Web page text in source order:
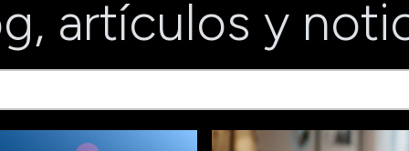
artículos y